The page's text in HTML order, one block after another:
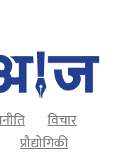
विचार
प्रौद्योगिकी